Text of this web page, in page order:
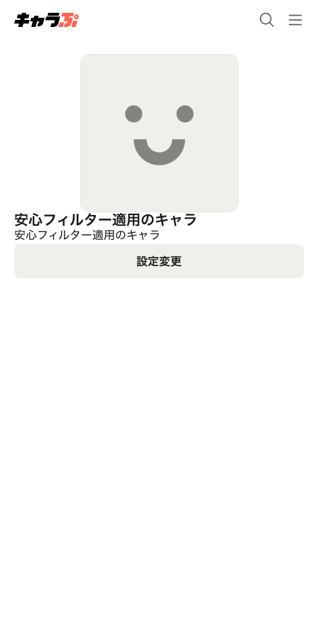
安心フィルター適用のキャラ
安心フィルター適用のキャラ
設定変更